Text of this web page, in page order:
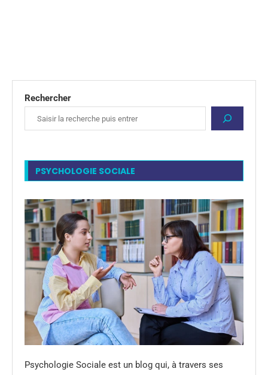
Rechercher
PSYCHOLOGIE SOCIALE
Psychologie Sociale est un blog qui, à travers ses